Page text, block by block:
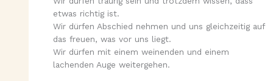
etwas richtig ist.
Wir dürfen Abschied nehmen und uns gleichzeitig auf
das freuen, was vor uns liegt.
Wir dürfen mit einem weinenden und einem
lachenden Auge weitergehen.